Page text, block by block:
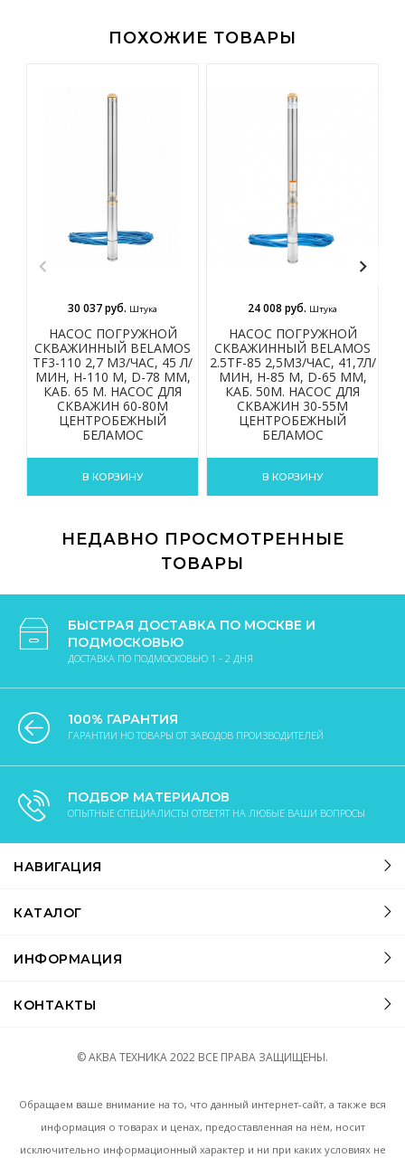
ПОХОЖИЕ ТОВАРЫ
НАСОС ПОГРУЖНОЙ
СКВАЖИННЫЙ BELAMOS
TF3-110 2,7 М3/ЧАС, 45 Л/
МИН, Н-110 М, D-78 ММ,
КАБ. 65 М. НАСОС ДЛЯ
СКВАЖИН 60-80М
ЦЕНТРОБЕЖНЫЙ
БЕЛАМОС
30 037 руб. Штука
В КОРЗИНУ
НАСОС ПОГРУЖНОЙ
СКВАЖИННЫЙ BELAMOS
2.5TF-85 2,5М3/ЧАС, 41,7Л/
МИН, Н-85 М, D-65 ММ,
КАБ. 50М. НАСОС ДЛЯ
СКВАЖИН 30-55М
ЦЕНТРОБЕЖНЫЙ
БЕЛАМОС
24 008 руб. Штука
В КОРЗИНУ
НЕДАВНО ПРОСМОТРЕННЫЕ
ТОВАРЫ
БЫСТРАЯ ДОСТАВКА ПО МОСКВЕ И
ПОДМОСКОВЬЮ
ДОСТАВКА ПО ПОДМОСКОВЬЮ 1 - 2 ДНЯ
100% ГАРАНТИЯ
ГАРАНТИИ НО ТОВАРЫ ОТ ЗАВОДОВ ПРОИЗВОДИТЕЛЕЙ
ПОДБОР МАТЕРИАЛОВ
ОПЫТНЫЕ СПЕЦИАЛИСТЫ ОТВЕТЯТ НА ЛЮБЫЕ ВАШИ ВОПРОСЫ
НАВИГАЦИЯ
КАТАЛОГ
ИНФОРМАЦИЯ
КОНТАКТЫ
© АКВА ТЕХНИКА2022 ВСЕ ПРАВА ЗАЩИЩЕНЫ.
Обращаем ваше внимание на то, что данный интернет-сайт, а также вся
информация о товарах и ценах, предоставленная на нём, носит
исключительно информационный характер и ни при каких условиях не